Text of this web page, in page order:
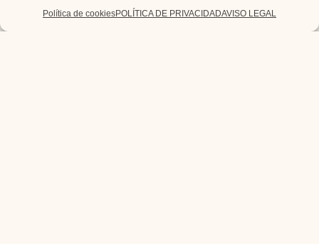
Política de cookiesPOLÍTICA DE PRIVACIDADAVISO LEGAL